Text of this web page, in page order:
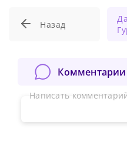
Назад
Гуров
Написать